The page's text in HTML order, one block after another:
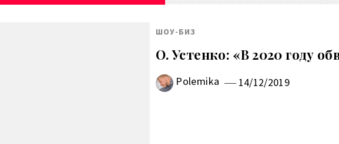
ШОУ-БИЗ
О. Устенко: «В 2020 году
Polemika 14/12/2019